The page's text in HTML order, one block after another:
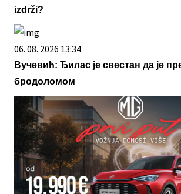
izdrži?
06. 08. 2026 13:34
Вучевић: Ђилас је свестан да је
бродоломом